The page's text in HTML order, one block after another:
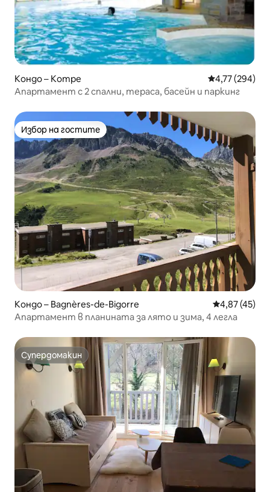
Кондо – Котре Средна
4,77 (294)
Апартамент с 2 спални, тераса, басейн и паркинг
Избор на гостите
Избор на гостите
Кондо – Bagnères-de-Bigorre Средна
4,87 (45)
Апартамент в планината за лято и зима, 4 легла
Супердомакин
Супердомакин